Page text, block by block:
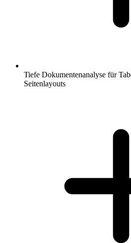
Tiefe Dokumentenanalyse für
Seitenlayouts